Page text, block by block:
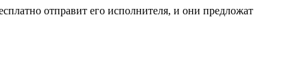
отправит его исполнителя, и они предложат